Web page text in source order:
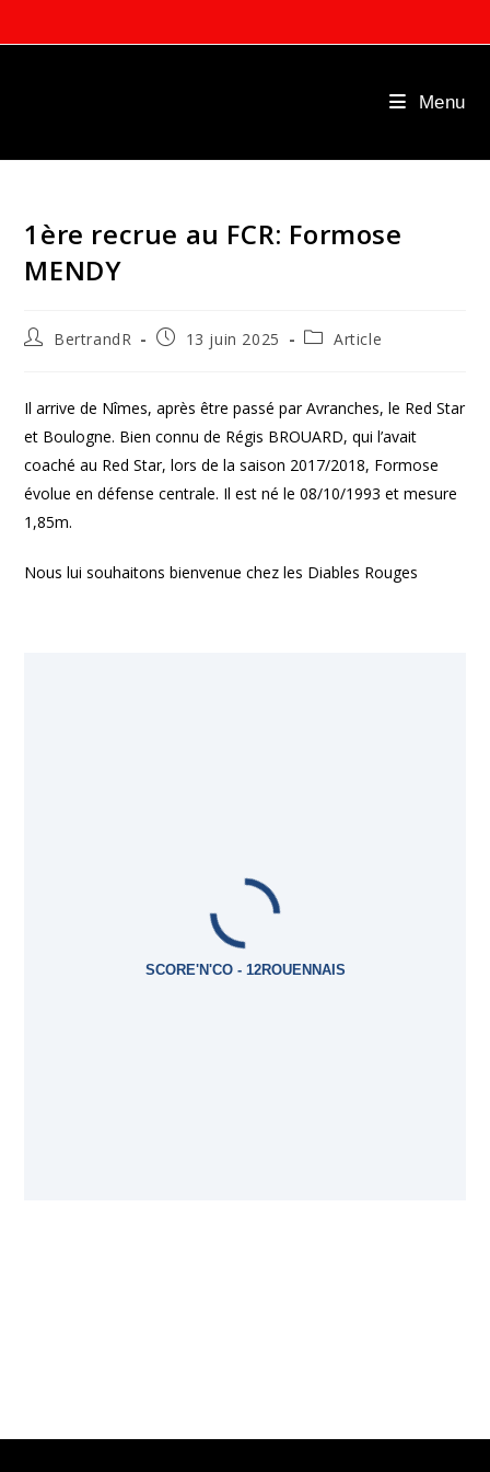
to
Menu
1ère recrue au FCR: Formose
MENDY
Auteur/autrice
publication :
BertrandR
Publication
13 juin 2025
PostArticle
Il arrive de Nîmes, après être passé par Avranches, le Red Star
et Boulogne. Bien connu de Régis BROUARD, qui l’avait
coaché au Red Star, lors de la saison 2017/2018, Formose
évolue en défense centrale. Il est né le 08/10/1993 et mesure
1,85m.
Nous lui souhaitons bienvenue chez les Diables Rouges
SCORE'N'CO - 12ROUENNAIS